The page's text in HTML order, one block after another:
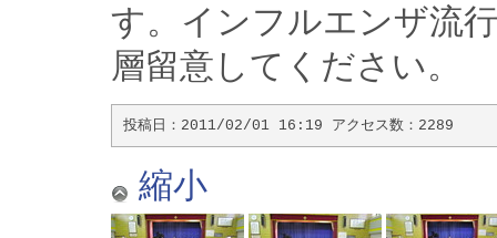
す。インフルエンザ流
層留意してください。
投稿日：2011/02/01 16:19 アクセス数：2289
縮小